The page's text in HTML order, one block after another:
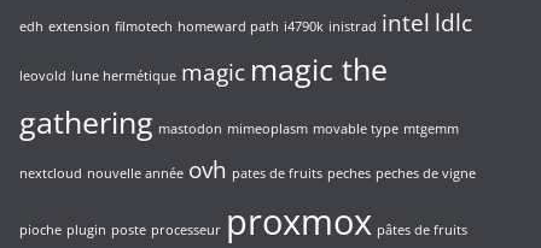
edh extension filmotech homeward path i4790k inistrad intel ldlc
leovold lune hermétique magic magic the
gathering mastodon mimeoplasm movable type mtgemm
nextcloud nouvelle année ovh pates de fruits peches peches de vigne
pioche plugin poste processeur proxmox pâtes de fruits